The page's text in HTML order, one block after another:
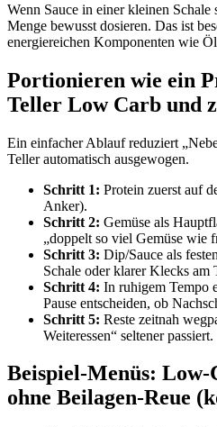
Wenn Sauce in einer kleinen Schale
Menge bewusst dosieren. Das ist
energiereichen Komponenten wie
Portionieren wie ein
Teller Low Carb und
Ein einfacher Ablauf reduziert
Teller automatisch ausgewogen.
Schritt 1: Protein zuerst auf
Anker).
Schritt 2: Gemüse als
„doppelt so viel Gemüse wie
Schritt 3: Dip/Sauce als
Schale oder klarer Klecks am
Schritt 4: In ruhigem Tempo
Pause entscheiden, ob
Schritt 5: Reste zeitnah
Weiteressen“ seltener passiert.
Beispiel-Menüs:
ohne Beilagen-Reue